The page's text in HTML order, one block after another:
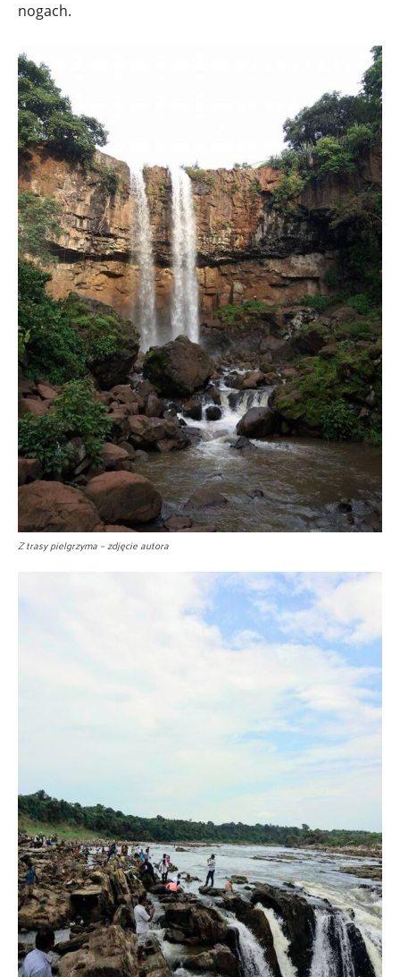
nogach.
Z trasy pielgrzyma – zdjęcie autora